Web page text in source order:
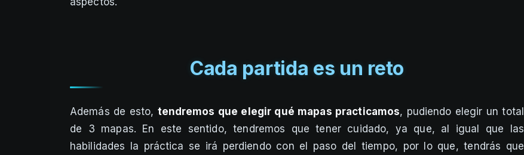
Cada partida es un reto
Además de esto, tendremos que elegir qué mapas practicamos, pudiendo elegir un total
de 3 mapas. En este sentido, tendremos que tener cuidado, ya que, al igual que las
habilidades la práctica se irá perdiendo con el paso del tiempo, por lo que, tendrás que